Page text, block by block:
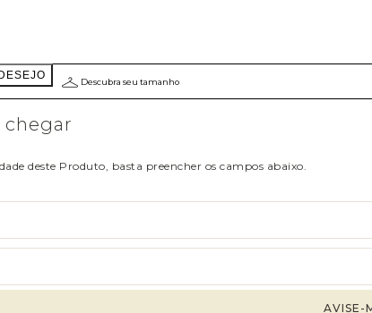
Descubra seu tamanho
deste Produto, basta preencher os campos abaixo.